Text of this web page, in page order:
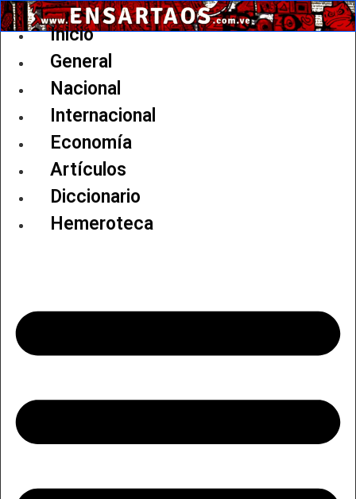
Ir
al
Inicio
General
Nacional
Internacional
Economía
Artículos
Diccionario
Hemeroteca